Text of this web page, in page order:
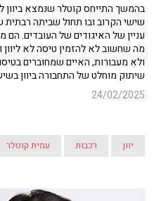
בהמשך התייחס קוטלר שנמצא ביוון
שישי הקרוב ובו תחול שביתה
עניין של האיגודים של העובדים. הם
מה שחשוב לא להזמין טיסה לא ליוון
ולא מעבורות, האיים שמחוברים
שיתוק מוחלט של התחבורה ביוון
24/02/2025
יוון רכבות עמית קוטלר